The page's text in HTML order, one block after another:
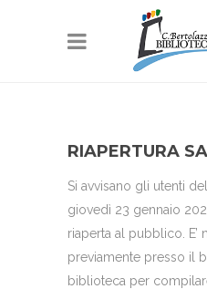
RIAPERTURA
Si avvisano gli utenti
giovedì 23 gennaio
riaperta al pubblico. E’
previamente presso il
biblioteca per